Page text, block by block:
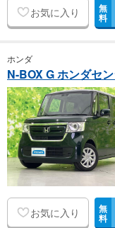
お気に入り 無
料
ホンダ
N-BOX G ホンダセ
お気に入り 無
料